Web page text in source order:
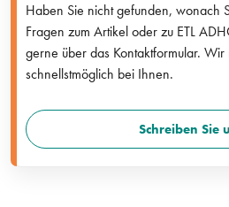
Haben Sie nicht gefunden, wonach
Fragen zum Artikel oder zu ETL
gerne über das Kontaktformular. Wir
schnellstmöglich bei Ihnen.
Schreiben Sie